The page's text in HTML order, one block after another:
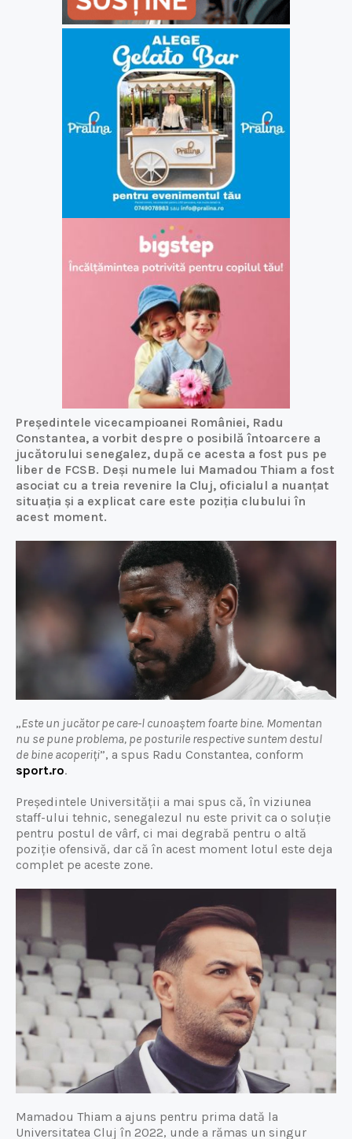
Președintele vicecampioanei României, Radu
Constantea, a vorbit despre o posibilă întoarcere a
jucătorului senegalez, după ce acesta a fost pus pe
liber de FCSB. Deși numele lui Mamadou Thiam a fost
asociat cu a treia revenire la Cluj, oficialul a nuanțat
situația și a explicat care este poziția clubului în
acest moment.
„Este un jucător pe care-l cunoaștem foarte bine. Momentan
nu se pune problema, pe posturile respective suntem destul
de bine acoperiți”, a spus Radu Constantea, conform
sport.ro.
Președintele Universității a mai spus că, în viziunea
staff-ului tehnic, senegalezul nu este privit ca o soluție
pentru postul de vârf, ci mai degrabă pentru o altă
poziție ofensivă, dar că în acest moment lotul este deja
complet pe aceste zone.
Mamadou Thiam a ajuns pentru prima dată la
Universitatea Cluj în 2022, unde a rămas un singur